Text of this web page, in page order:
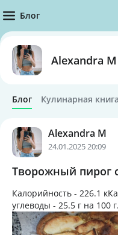
Блог
Alexandra M
Блог Кулинарная книга
Alexandra M
24.01.2025 20:09
Творожный пирог
Калорийность - 226.1
углеводы - 25.5 г на 100 г.